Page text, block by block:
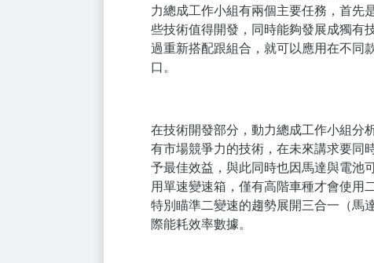
力總成工作小組有兩個主要任務，首先
些技術值得開發，同時能夠發展成獨有
過重新搭配跟組合，就可以應用在不同
口。
在技術開發部分，動力總成工作小組分
有市場競爭力的技術，在未來講求要同
予最佳效益，與此同時也因馬達與電池
用單速變速箱，僅有高階車種才會使用
特別瞄準二變速的趨勢展開三合一（
際能耗效率數據。